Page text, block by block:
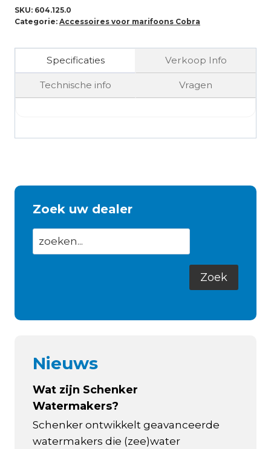
SKU: 604.125.0
Categorie: Accessoires voor marifoons Cobra
Specificaties Verkoop Info
Technische info Vragen
Zoek uw dealer
Nieuws
Wat zijn Schenker
Watermakers?
Schenker ontwikkelt geavanceerde
watermakers die (zee)water